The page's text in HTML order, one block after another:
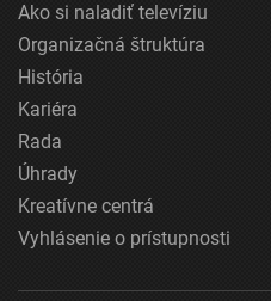
Ako si naladiť televíziu
Organizačná štruktúra
História
Kariéra
Rada
Úhrady
Kreatívne centrá
Vyhlásenie o prístupnosti